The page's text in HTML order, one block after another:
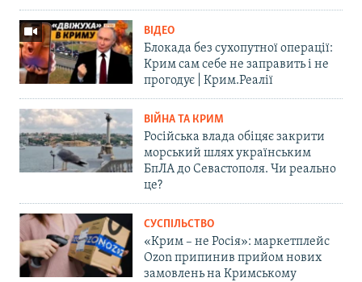
ВІДЕО
Блокада без сухопутної операції:
Крим сам себе не заправить і не
прогодує | Крим.Реалії
ВІЙНА ТА КРИМ
Російська влада обіцяє закрити
морський шлях українським
БпЛА до Севастополя. Чи реально
це?
СУСПІЛЬСТВО
«Крим – не Росія»: маркетплейс
Ozon припинив прийом нових
замовлень на Кримському